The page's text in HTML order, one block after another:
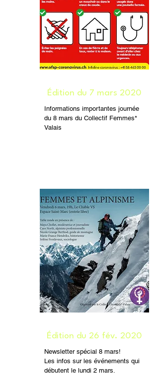
Édition du 7 mars 2020
Informations importantes journée
du 8 mars du Collectif Femmes*
Valais
Édition du 26 fév. 2020
Newsletter spécial 8 mars!
Les infos sur les événements qui
débutent le lundi 2 mars.